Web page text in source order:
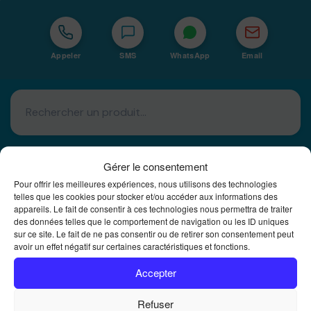
Gérer le consentement
Pour offrir les meilleures expériences, nous utilisons des technologies
telles que les cookies pour stocker et/ou accéder aux informations des
appareils. Le fait de consentir à ces technologies nous permettra de traiter
des données telles que le comportement de navigation ou les ID uniques
sur ce site. Le fait de ne pas consentir ou de retirer son consentement peut
avoir un effet négatif sur certaines caractéristiques et fonctions.
Accepter
Refuser
Appeler SMS WhatsApp Email
Basé à La Réunion · 974
Bureautique Reunion Ei
Intégrateur de solutions d'impression Bureautique et
DTF à la Réunion